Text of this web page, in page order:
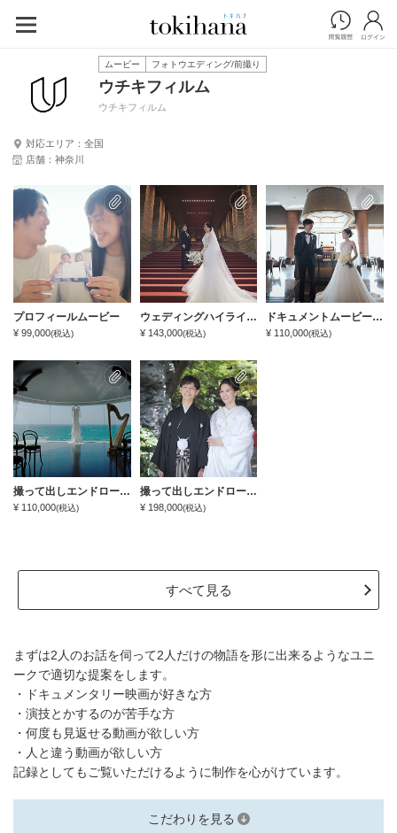
ムービー フォトウエディング/前撮り
ウチキフィルム
ウチキフィルム
対応エリア：全国
店舗：神奈川
プロフィールムービー
¥ 99,000(税込)
ウェディングハイライト（私服前撮り＋結婚式当日収録）
¥ 143,000(税込)
ドキュメントムービー（結婚式当日記録）
¥ 110,000(税込)
撮って出しエンドロール（私服前撮り＋挙式まで）
¥ 110,000(税込)
撮って出しエンドロール（私服前撮り＋お色直しまで）
¥ 198,000(税込)
すべて見る
まずは2人のお話を伺って2人だけの物語を形に出来るようなユニ
ークで適切な提案をします。
・ドキュメンタリー映画が好きな方
・演技とかするのが苦手な方
・何度も見返せる動画が欲しい方
・人と違う動画が欲しい方
記録としてもご覧いただけるように制作を心がけています。
こだわりを見る